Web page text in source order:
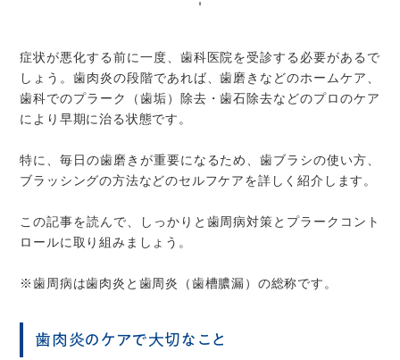
症状が悪化する前に一度、歯科医院を受診する必要があるで
しょう。歯肉炎の段階であれば、歯磨きなどのホームケア、
歯科でのプラーク（歯垢）除去・歯石除去などのプロのケア
により早期に治る状態です。
特に、毎日の歯磨きが重要になるため、歯ブラシの使い方、
ブラッシングの方法などのセルフケアを詳しく紹介します。
この記事を読んで、しっかりと歯周病対策とプラークコント
ロールに取り組みましょう。
※歯周病は歯肉炎と歯周炎（歯槽膿漏）の総称です。
歯肉炎のケアで大切なこと